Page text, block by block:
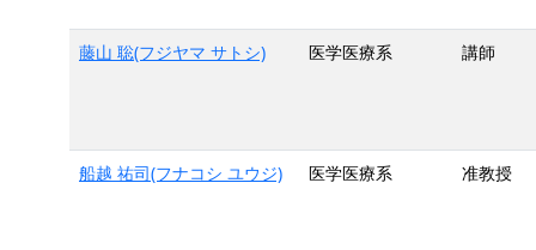
藤山 聡(フジヤマ サトシ) 医学医療系 講師
船越 祐司(フナコシ ユウジ) 医学医療系 准教授